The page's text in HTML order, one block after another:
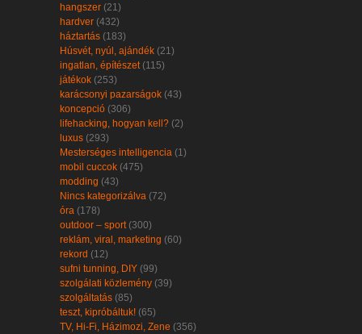
hangszer (21)
hardver (432)
háztartás (183)
Húsvét, nyúl, ajándék (21)
ingatlan, építészet (115)
játékok (253)
karácsonyi pazarságok (43)
koncepció (306)
lifehacking, hogyan kell? (2)
luxus (293)
Mesterséges intelligencia (1)
mobil cuccok (475)
modding (43)
Nincs kategorizálva (72)
óra (178)
outdoor – sport (300)
reklám, viral, marketing (60)
rekord (12)
sufni tunning, DIY (99)
szolgálati közlemény (39)
szolgáltatás (85)
teszt, kipróbáltuk! (65)
TV, Hi-Fi, Házimozi, Zene (356)